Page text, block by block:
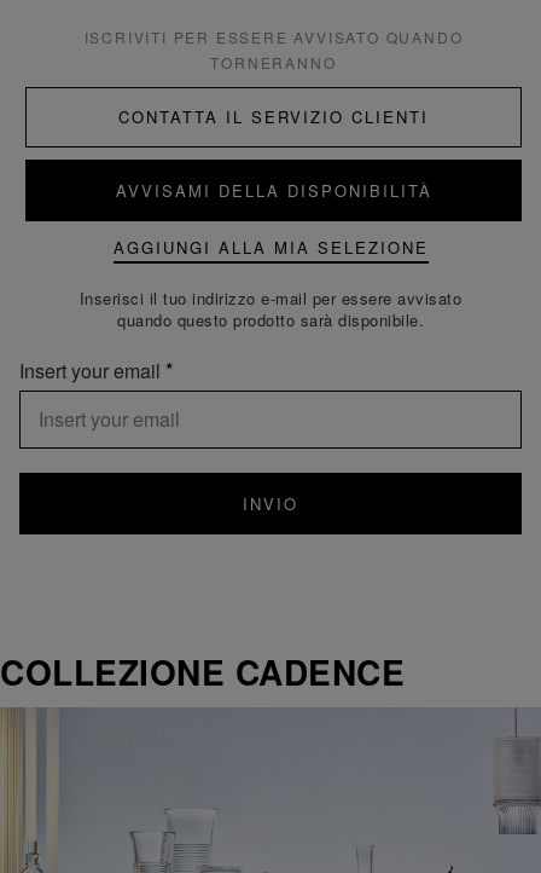
ISCRIVITI PER ESSERE AVVISATO QUANDO
TORNERANNO
CONTATTA IL SERVIZIO CLIENTI
AVVISAMI DELLA DISPONIBILITÀ
AGGIUNGI ALLA MIA SELEZIONE
Inserisci il tuo indirizzo e-mail per essere avvisato
quando questo prodotto sarà disponibile.
Insert your email
INVIO
COLLEZIONE CADENCE